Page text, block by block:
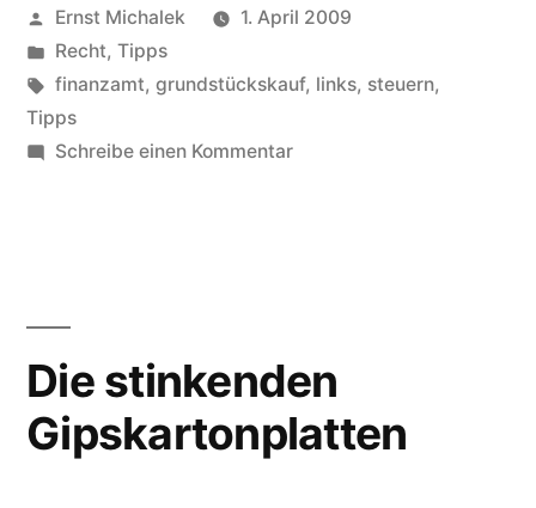
Veröffentlicht
von
Ernst Michalek
1. April 2009
Veröffentlicht
unter
Recht, Tipps
Schlagwörter:
finanzamt, grundstückskauf, links, steuern,
Tipps
Schreibe einen Kommentarzu
Grundstücks
beachten?
Die stinkenden
Gipskartonplatten